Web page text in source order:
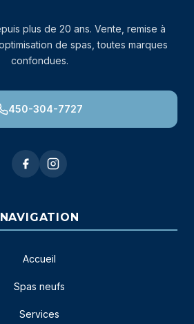
plus de 20 ans. Vente, remise à
de spas, toutes marques
confondues.
450-304-7727
NAVIGATION
Accueil
Spas neufs
Services